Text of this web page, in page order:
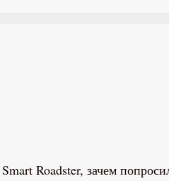
Roadster, зачем